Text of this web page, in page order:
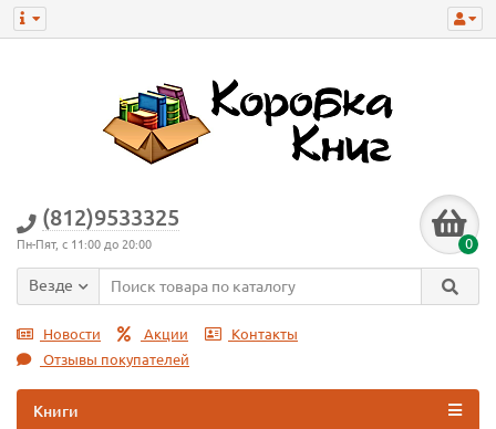
(812)9533325
Пн-Пят, с 11:00 до 20:00 0
Везде
Новости Акции
Контакты
Отзывы покупателей
Книги